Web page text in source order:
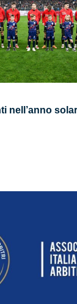
nell’anno